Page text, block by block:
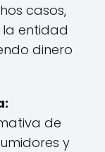
casos,
entidad
dinero
de
y